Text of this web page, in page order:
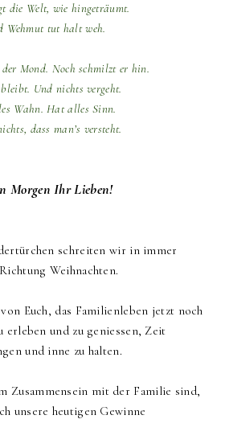
die Welt, wie hingeträumt.
Wehmut tut halt weh.
Mond. Noch schmilzt er hin.
Und nichts vergeht.
Wahn. Hat alles Sinn.
dass man’s versteht.
Morgen Ihr Lieben!
schreiten wir in immer
Weihnachten.
Euch, das Familienleben jetzt noch
erleben und zu geniessen, Zeit
und inne zu halten.
Zusammensein mit der Familie sind,
unsere heutigen Gewinne